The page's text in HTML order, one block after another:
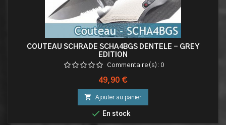
COUTEAU SCHRADE SCHA4BGS DENTELÉ - GREY
EDITION
Commentaire(s): 0
Prix
49,90 €
 Ajouter au panier
 En stock